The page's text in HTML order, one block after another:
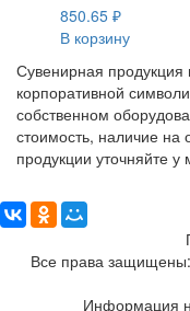
850.65 ₽
В корзину
Сувенирная продукция
корпоративной
собственном
стоимость, наличие на
продукции уточняйте
Все права
Информация